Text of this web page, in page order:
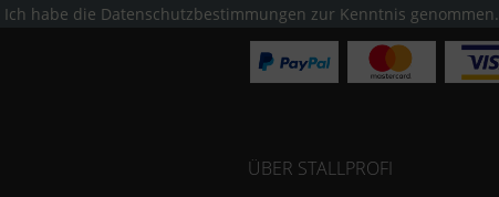
Ich habe die Datenschutzbestimmungen zur Kenntnis genommen.
ÜBER STALLPROFI